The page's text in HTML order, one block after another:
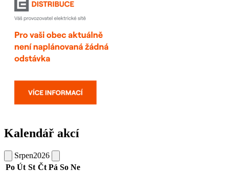
Kalendář akcí
Srpen2026
Po Út St Čt Pá So Ne